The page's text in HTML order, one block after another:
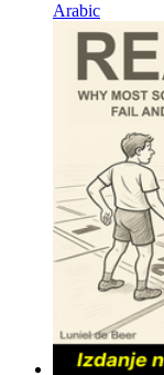
Arabic